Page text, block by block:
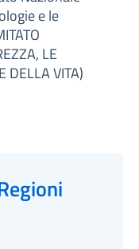
e le
LE
DELLA VITA)